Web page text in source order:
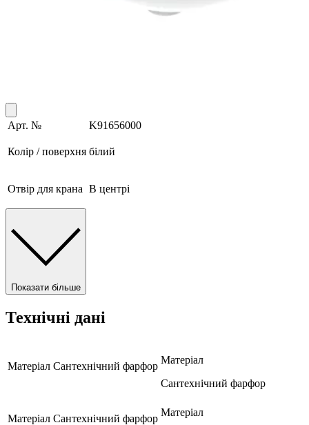
Арт. № K91656000
Колір / поверхня білий
Отвір для крана В центрі
Показати більше
Технічні дані
Матеріал Сантехнічний фарфор
Матеріал
Сантехнічний фарфор
Матеріал Сантехнічний фарфор
Матеріал